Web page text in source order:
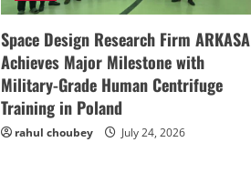
Space Design Research Firm ARKASA
Achieves Major Milestone with
Military-Grade Human Centrifuge
Training in Poland
rahul choubey July 24, 2026